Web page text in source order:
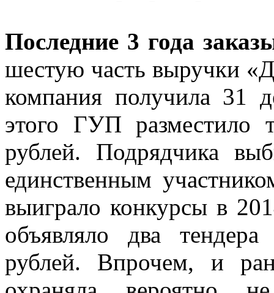
Последние 3 года
шестую часть выручки
компания получила 31
этого ГУП
рублей. Подрядчика
единственным
выиграло конкурсы в
объявляло два
рублей. Впрочем, и